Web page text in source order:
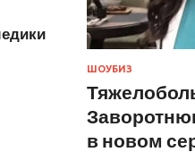
ШОУБИЗ
в новом